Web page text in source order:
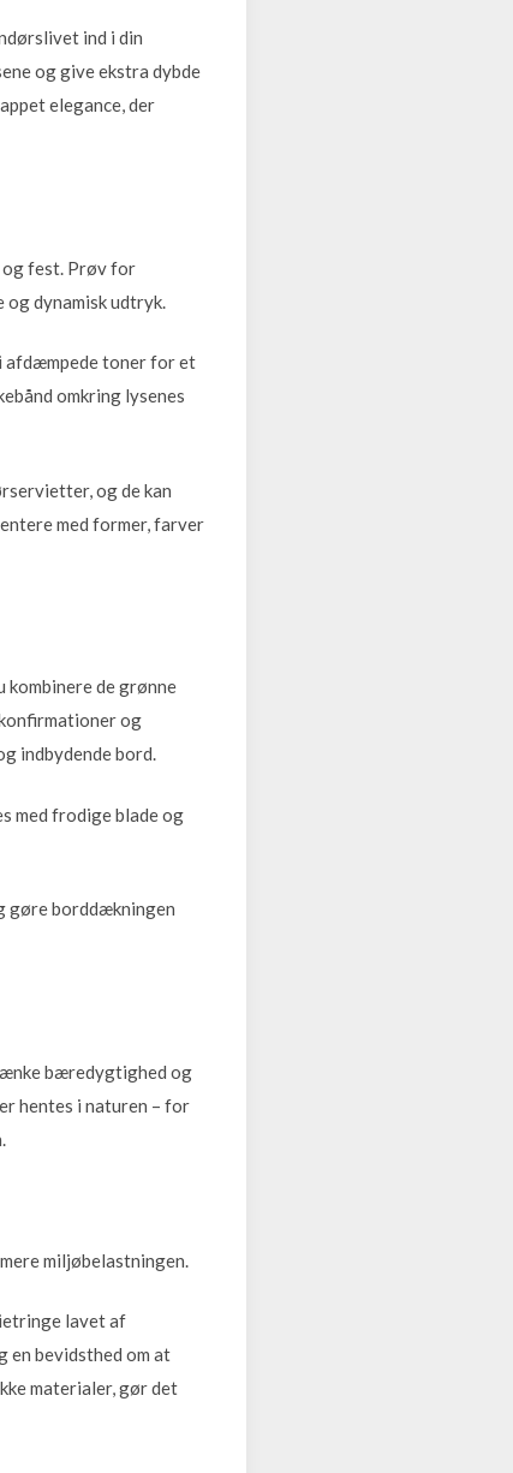
ind i din
og give ekstra dybde
elegance, der
og fest. Prøv for
dynamisk udtryk.
afdæmpede toner for et
omkring lysenes
og de kan
med former, farver
kombinere de grønne
og
indbydende bord.
med frodige blade og
gøre borddækningen
bæredygtighed og
hentes i naturen – for
miljøbelastningen.
lavet af
en bevidsthed om at
materialer, gør det